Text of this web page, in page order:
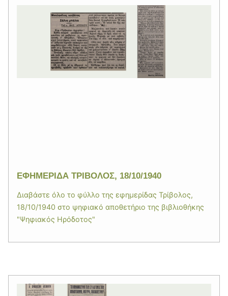
ΕΦΗΜΕΡΙΔΑ ΤΡΙΒΟΛΟΣ, 18/10/1940
Διαβάστε όλο το φύλλο της εφημερίδας Τρίβολος,
18/10/1940 στο ψηφιακό αποθετήριο της βιβλιοθήκης
"Ψηφιακός Ηρόδοτος"